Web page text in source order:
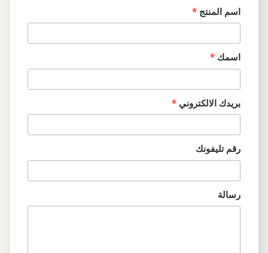
اسم المنتج *
اسمك *
بريدك الالكتروني *
رقم تليفونك
رسالة